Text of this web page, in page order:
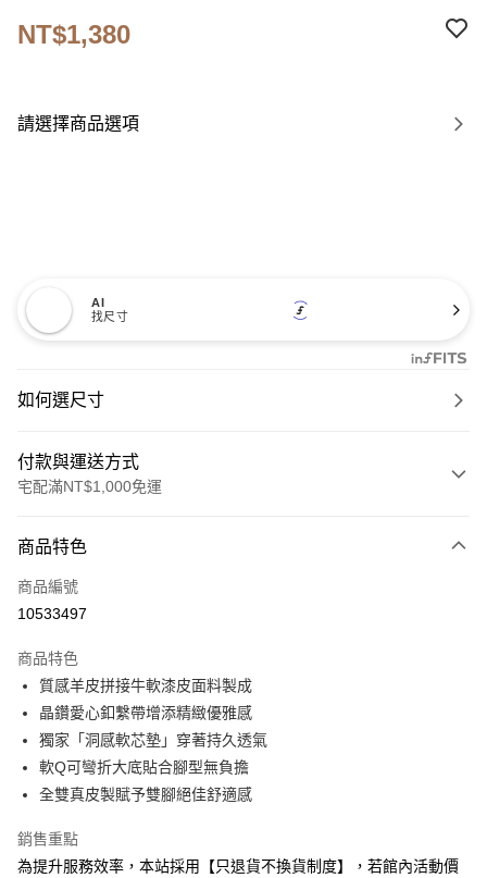
NT$1,380
請選擇商品選項
AI
找尺寸
如何選尺寸
付款與運送方式
宅配滿NT$1,000免運
信用卡一次付款
信用卡分期付款
合作金庫商業銀行
華南商業銀行
上海商業儲蓄銀行
國泰世華商業銀行
兆豐國際商業銀行
臺灣中小企業銀行
匯豐（台灣）商業銀行
聯邦商業銀行
元大商業銀行
台新國際商業銀行
中國信託商業銀行
6 期 0 利率 每期
華南商業銀行
上海商業儲蓄銀行
台北富邦商業銀行
國泰世華商業銀行
臺灣中小企業銀行
聯邦商業銀行
元大商業銀行
永豐商業銀行
12 期 0 利率 每期NT$115
合作金庫商業銀行
第一商業銀行
上海商業儲蓄銀行
國泰世華商業銀行
匯豐（台灣）商業銀行
聯邦商業銀行
遠東國際商業銀行
LINE Pay
Apple Pay
悠遊付
商品特色
商品編號
10533497
商品特色
質感羊皮拼接牛軟漆皮面料製成
晶鑽愛心釦繫帶增添精緻優雅感
獨家「洞感軟芯墊」穿著持久透氣
軟Q可彎折大底貼合腳型無負擔
全雙真皮製賦予雙腳絕佳舒適感
銷售重點
為提升服務效率，本站採用【只退貨不換貨制度】，若館內活動價